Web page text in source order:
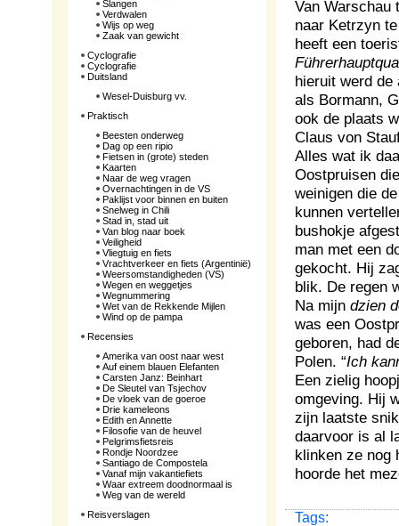
Slangen
Verdwalen
Wijs op weg
Zaak van gewicht
Cyclografie
Cyclografie
Duitsland
Wesel-Duisburg vv.
Praktisch
Beesten onderweg
Dag op een ripio
Fietsen in (grote) steden
Kaarten
Naar de weg vragen
Overnachtingen in de VS
Paklijst voor binnen en buiten
Snelweg in Chili
Stad in, stad uit
Van blog naar boek
Veiligheid
Vliegtuig en fiets
Vrachtverkeer en fiets (Argentinië)
Weersomstandigheden (VS)
Wegen en weggetjes
Wegnummering
Wet van de Rekkende Mijlen
Wind op de pampa
Recensies
Amerika van oost naar west
Auf einem blauen Elefanten
Carsten Janz: Beinhart
De Sleutel van Tsjechov
De vloek van de goeroe
Drie kameleons
Edith en Annette
Filosofie van de heuvel
Pelgrimsfietsreis
Rondje Noordzee
Santiago de Compostela
Vanaf mijn vakantiefiets
Waar extreem doodnormaal is
Weg van de wereld
Reisverslagen
Van Warschau
naar Ketrzyn
heeft een
hieruit werd de
als Bormann,
ook de plaats
Claus von
Alles wat ik
Oostpruisen
weinigen die
kunnen
bushokje
man met een
gekocht. Hij
blik. De regen
Na mijn dzien
was een
geboren, had
Polen. “Ich
Een zielig
omgeving. Hij
zijn laatste
daarvoor is al
klinken ze nog
hoorde het
Tags: